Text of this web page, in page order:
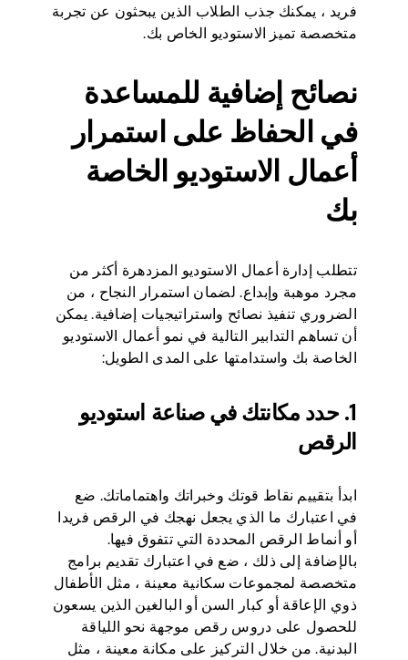
فريد ، يمكنك جذب الطلاب الذين يبحثون عن تجربة
متخصصة تميز الاستوديو الخاص بك.
نصائح إضافية للمساعدة
في الحفاظ على استمرار
أعمال الاستوديو الخاصة
بك
تتطلب إدارة أعمال الاستوديو المزدهرة أكثر من
مجرد موهبة وإبداع. لضمان استمرار النجاح ، من
الضروري تنفيذ نصائح واستراتيجيات إضافية. يمكن
أن تساهم التدابير التالية في نمو أعمال الاستوديو
الخاصة بك واستدامتها على المدى الطويل:
1. حدد مكانتك في صناعة استوديو
الرقص
ابدأ بتقييم نقاط قوتك وخبراتك واهتماماتك. ضع
في اعتبارك ما الذي يجعل نهجك في الرقص فريدا
أو أنماط الرقص المحددة التي تتفوق فيها.
بالإضافة إلى ذلك ، ضع في اعتبارك تقديم برامج
متخصصة لمجموعات سكانية معينة ، مثل الأطفال
ذوي الإعاقة أو كبار السن أو البالغين الذين يسعون
للحصول على دروس رقص موجهة نحو اللياقة
البدنية. من خلال التركيز على مكانة معينة ، مثل